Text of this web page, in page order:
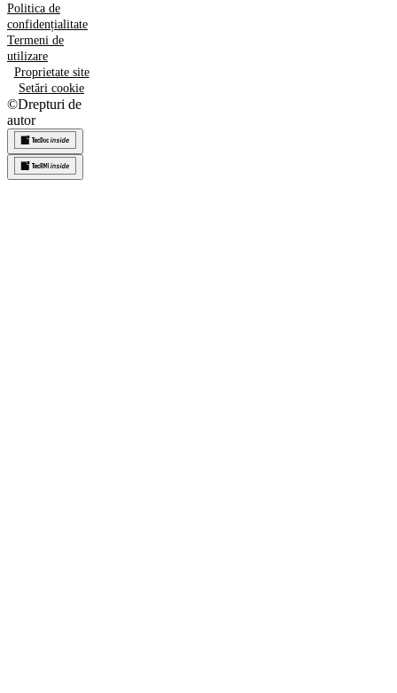
Politica de
confidențialitate
Termeni de
utilizare
Proprietate site
Setări cookie
©Drepturi de
autor